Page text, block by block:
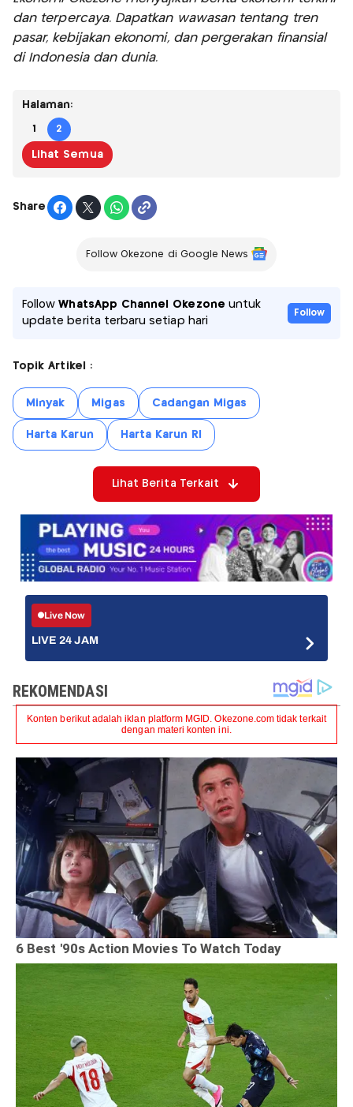
dan terpercaya. Dapatkan wawasan tentang tren
pasar, kebijakan ekonomi, dan pergerakan finansial
di Indonesia dan dunia.
Halaman:
1 2
Lihat Semua
Share
Follow Okezone di Google News
FollowWhatsApp Channel Okezone untuk
update berita terbaru setiap hari
Follow
Topik Artikel :
Minyak Migas Cadangan Migas
Harta Karun Harta Karun RI
Lihat Berita Terkait
Live Now
LIVE 24 JAM